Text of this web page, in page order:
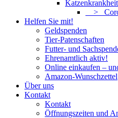
>
Helfen Sie mit!
Geldspenden
Tier-Patenschaften
Futter- und
Ehrenamtlich aktiv!
Online einkaufen –
Amazon-Wunschzettel
Über uns
Kontakt
Kontakt
Öffnungszeiten und